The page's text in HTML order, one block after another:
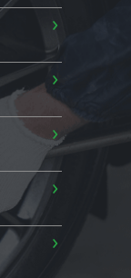
›
›
›
›
›